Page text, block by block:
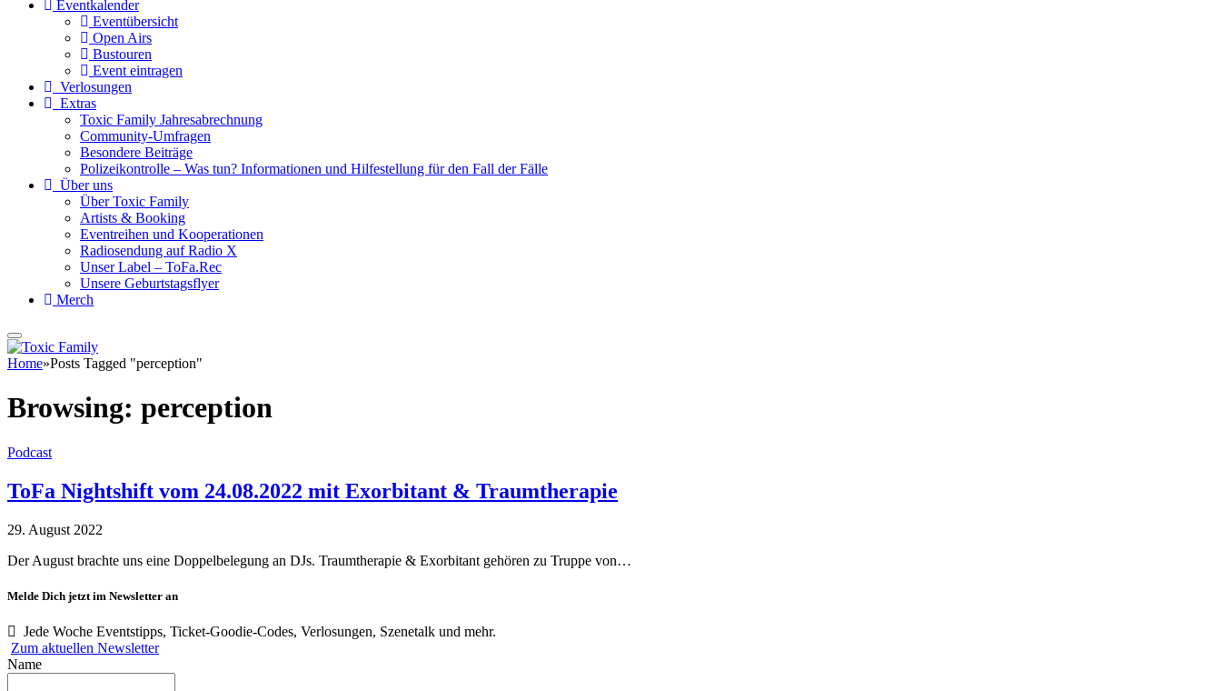
Eventkalender
Eventübersicht
Open Airs
Bustouren
Event eintragen
Verlosungen
Extras
Toxic Family Jahresabrechnung
Community-Umfragen
Besondere Beiträge
Polizeikontrolle – Was tun? Informationen und Hilfestellung für den Fall der Fälle
Über uns
Über Toxic Family
Artists & Booking
Eventreihen und Kooperationen
Radiosendung auf Radio X
Unser Label – ToFa.Rec
Unsere Geburtstagsflyer
Merch
Home»Posts Tagged "perception"
Browsing: perception
Podcast
ToFa Nightshift vom 24.08.2022 mit Exorbitant & Traumtherapie
29. August 2022
Der August brachte uns eine Doppelbelegung an DJs. Traumtherapie & Exorbitant gehören zu Truppe von…
Melde Dich jetzt im Newsletter an
Jede Woche Eventstipps, Ticket-Goodie-Codes, Verlosungen, Szenetalk und mehr.
Zum aktuellen Newsletter
Name